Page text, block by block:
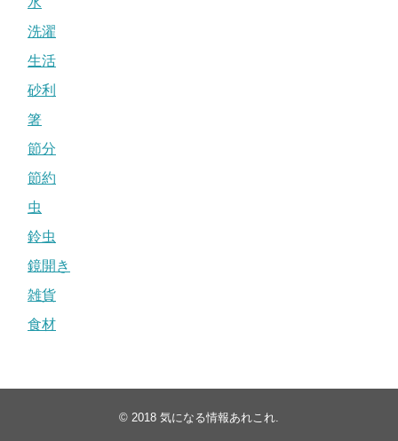
洗濯
生活
砂利
箸
節分
節約
虫
鈴虫
鏡開き
雑貨
食材
© 2018 気になる情報あれこれ